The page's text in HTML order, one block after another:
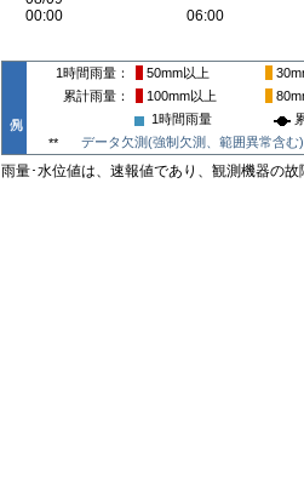
1時間雨量 50mm以上
累計雨量
100mm以上
1時間雨量
**
データ欠測(強制欠測、範囲異常含む)
雨量･水位値は、速報値であり、観測機器の